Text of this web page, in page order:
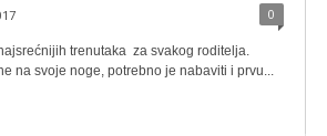
0
trenutaka za svakog roditelja.
na svoje noge, potrebno je nabaviti i prvu...